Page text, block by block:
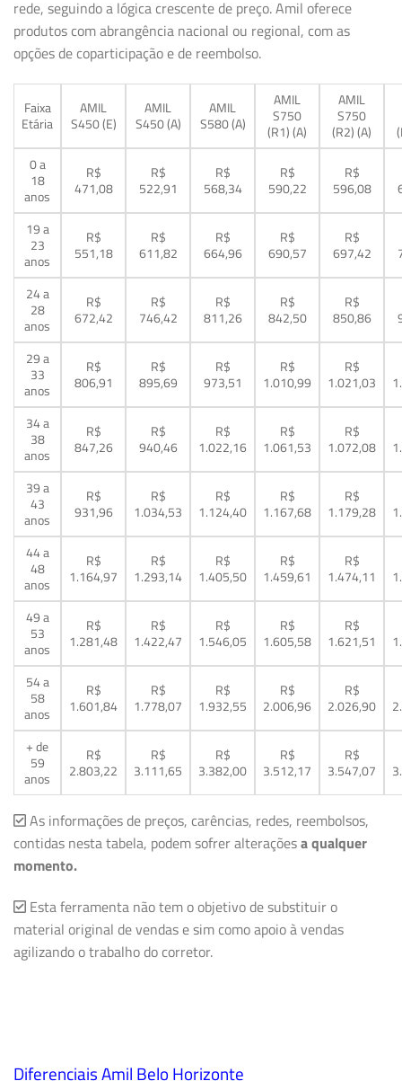
rede, seguindo a lógica crescente de preço. Amil oferece
produtos com abrangência nacional ou regional, com as
opções de coparticipação e de reembolso.
Faixa
Etária
AMIL
S450 (E)
AMIL
S450 (A)
AMIL
S580 (A)
AMIL
S750
(R1) (A)
AMIL
S750
(R2) (A)
0 a
18
anos
R$
471,08
R$
522,91
R$
568,34
R$
590,22
R$
596,08
19 a
23
anos
R$
551,18
R$
611,82
R$
664,96
R$
690,57
R$
697,42
24 a
28
anos
R$
672,42
R$
746,42
R$
811,26
R$
842,50
R$
850,86
29 a
33
anos
R$
806,91
R$
895,69
R$
973,51
R$
1.010,99
R$
1.021,03
34 a
38
anos
R$
847,26
R$
940,46
R$
1.022,16
R$
1.061,53
R$
1.072,08
39 a
43
anos
R$
931,96
R$
1.034,53
R$
1.124,40
R$
1.167,68
R$
1.179,28
44 a
48
anos
R$
1.164,97
R$
1.293,14
R$
1.405,50
R$
1.459,61
R$
1.474,11
49 a
53
anos
R$
1.281,48
R$
1.422,47
R$
1.546,05
R$
1.605,58
R$
1.621,51
54 a
58
anos
R$
1.601,84
R$
1.778,07
R$
1.932,55
R$
2.006,96
R$
2.026,90
+ de
59
anos
R$
2.803,22
R$
3.111,65
R$
3.382,00
R$
3.512,17
R$
3.547,07
As informações de preços, carências, redes, reembolsos,
contidas nesta tabela, podem sofrer alteraçõesa qualquer
momento.
Esta ferramenta não tem o objetivo de substituir o
material original de vendas e sim como apoio à vendas
agilizando o trabalho do corretor.
Diferenciais Amil Belo Horizonte